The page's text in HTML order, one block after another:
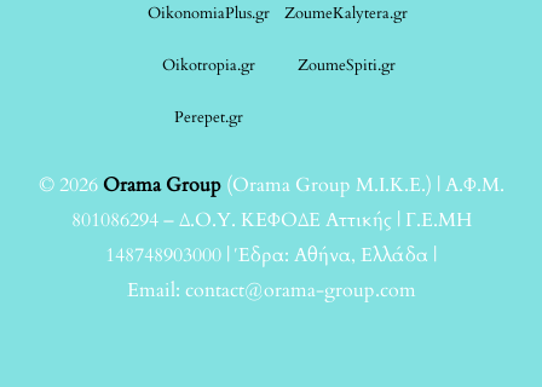
OikonomiaPlus.gr ZoumeKalytera.gr
Oikotropia.gr ZoumeSpiti.gr
Perepet.gr
© 2026Orama Group(Orama Group Μ.Ι.Κ.Ε.) | Α.Φ.Μ.
801086294 – Δ.Ο.Υ. ΚΕΦΟΔΕ Αττικής | Γ.Ε.ΜΗ
148748903000 | Έδρα: Αθήνα, Ελλάδα |
Email: contact@orama-group.com